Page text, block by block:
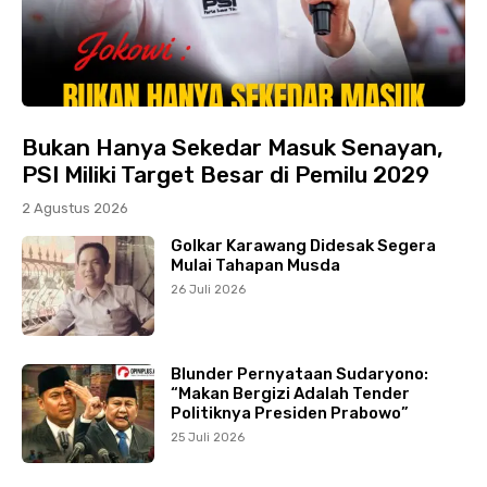
Bukan Hanya Sekedar Masuk Senayan,
PSI Miliki Target Besar di Pemilu 2029
2 Agustus 2026
Golkar Karawang Didesak Segera
Mulai Tahapan Musda
26 Juli 2026
Blunder Pernyataan Sudaryono:
“Makan Bergizi Adalah Tender
Politiknya Presiden Prabowo”
25 Juli 2026